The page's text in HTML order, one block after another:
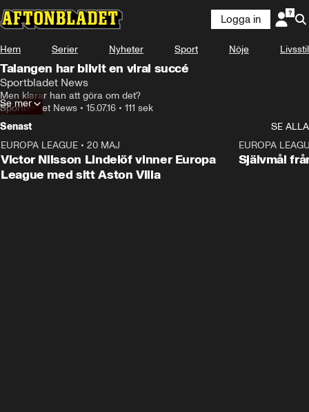
Logga in
Hem Serier Nyheter Sport Nöje Livsstil
Talangen har blivit en viral succé
Sportbladet News
Men klarar han att göra om det?
Sportbladet News • 15.07.16 • 111 sek
Se mer
Senast
SE ALLA
EUROPA LEAGUE • 20 MAJ
Victor Nilsson Lindelöf vinner Europa
League med sitt Aston Villa
EUROPA
Självmål